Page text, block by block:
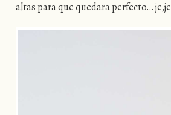
altas para que quedara perfecto… je,je